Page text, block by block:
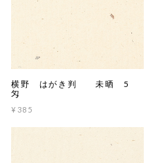
横野 はがき判 未晒 5
匁
¥385